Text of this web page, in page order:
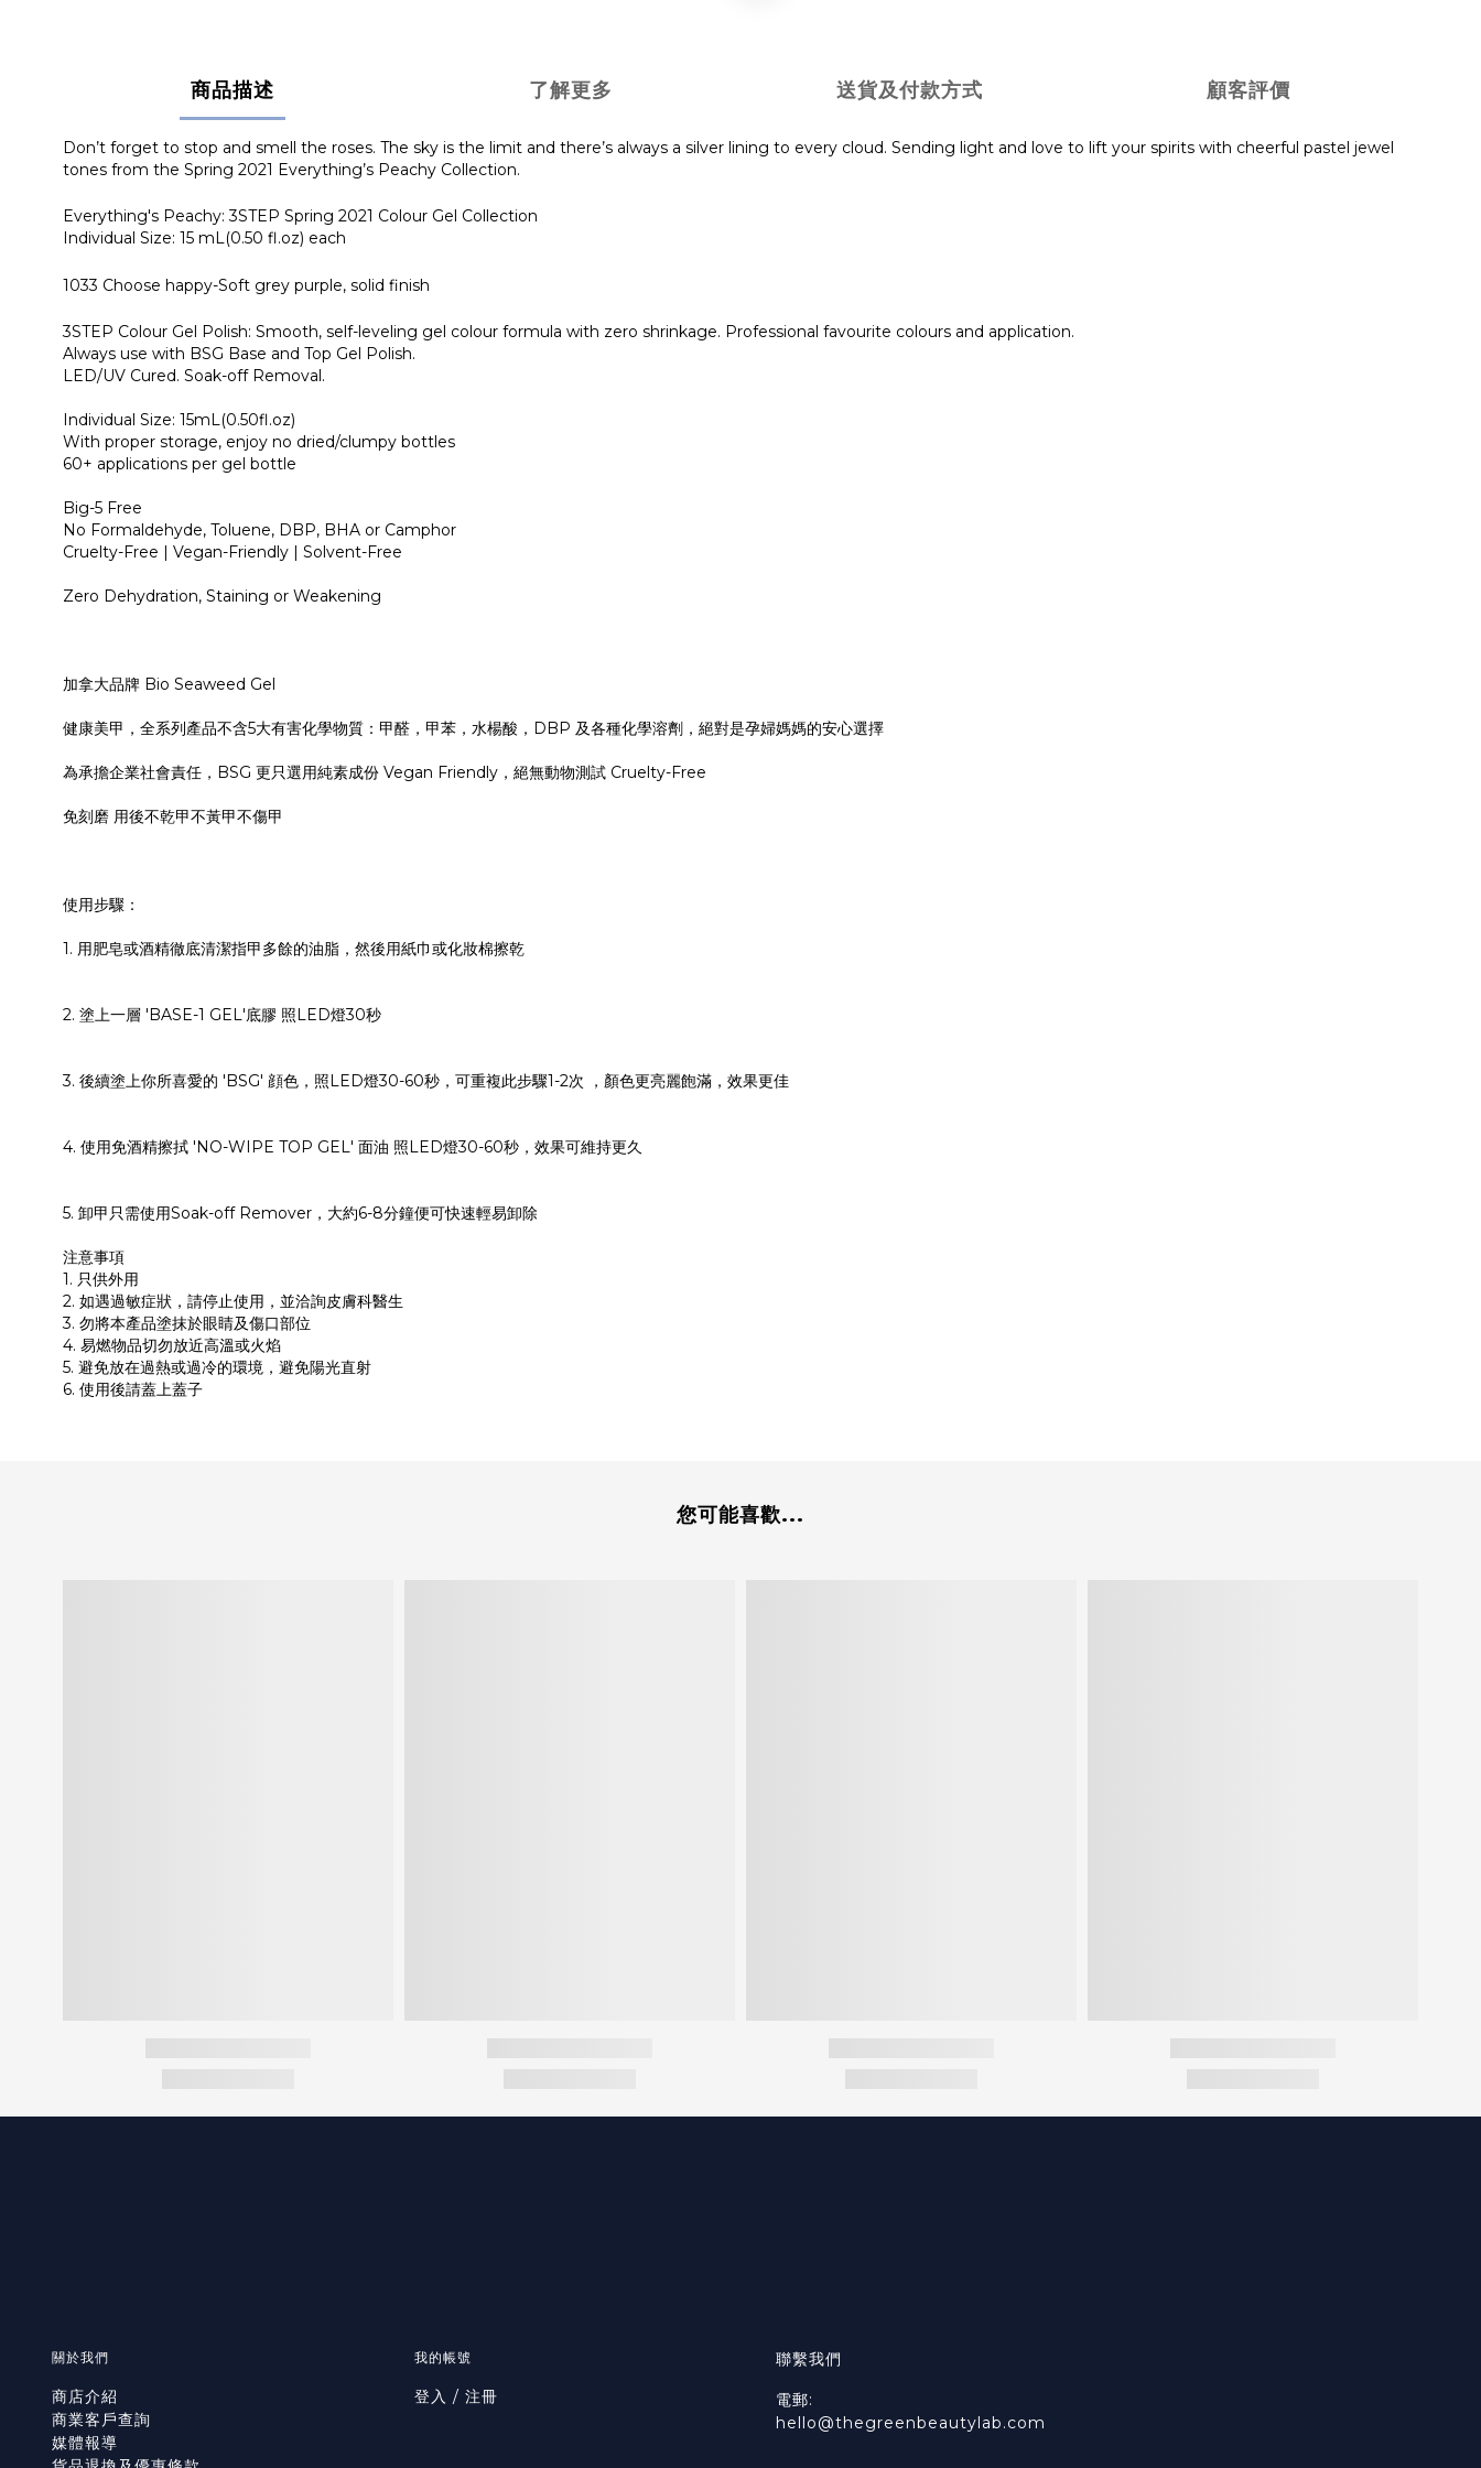
商品描述 了解更多 送貨及付款方式 顧客評價
Don’t forget to stop and smell the roses. The sky is the limit and there’s always a silver lining to every cloud. Sending light and love to lift your spirits with cheerful pastel jewel
tones from the Spring 2021 Everything’s Peachy Collection.
Everything's Peachy: 3STEP Spring 2021 Colour Gel Collection
Individual Size: 15 mL(0.50 fl.oz) each
1033 Choose happy-Soft grey purple, solid finish
3STEP Colour Gel Polish: Smooth, self-leveling gel colour formula with zero shrinkage. Professional favourite colours and application.
Always use with BSG Base and Top Gel Polish.
LED/UV Cured. Soak-off Removal.
Individual Size: 15mL(0.50fl.oz)
With proper storage, enjoy no dried/clumpy bottles
60+ applications per gel bottle
Big-5 Free
No Formaldehyde, Toluene, DBP, BHA or Camphor
Cruelty-Free | Vegan-Friendly | Solvent-Free
Zero Dehydration, Staining or Weakening
加拿大品牌 Bio Seaweed Gel
健康美甲，全系列產品不含5大有害化學物質：甲醛，甲苯，水楊酸，DBP 及各種化學溶劑，絕對是孕婦媽媽的安心選擇
為承擔企業社會責任，BSG 更只選用純素成份 Vegan Friendly，絕無動物測試 Cruelty-Free
免刻磨 用後不乾甲不黃甲不傷甲
使用步驟：
1. 用肥皂或酒精徹底清潔指甲多餘的油脂，然後用紙巾或化妝棉擦乾
2. 塗上一層 'BASE-1 GEL'底膠 照LED燈30秒
3. 後續塗上你所喜愛的 'BSG' 顔色，照LED燈30-60秒，可重複此步驟1-2次 ，顏色更亮麗飽滿，效果更佳
4. 使用免酒精擦拭 'NO-WIPE TOP GEL' 面油 照LED燈30-60秒，效果可維持更久
5. 卸甲只需使用Soak-off Remover，大約6-8分鐘便可快速輕易卸除
注意事項
1. 只供外用
2. 如遇過敏症狀，請停止使用，並洽詢皮膚科醫生
3. 勿將本產品塗抹於眼睛及傷口部位
4. 易燃物品切勿放近高溫或火焰
5. 避免放在過熱或過冷的環境，避免陽光直射
6. 使用後請蓋上蓋子
您可能喜歡...
關於我們
商店介紹
商業客戶查詢
媒體報導
我的帳號
登入 / 注冊
聯繫我們
電郵:
hello@thegreenbeautylab.com